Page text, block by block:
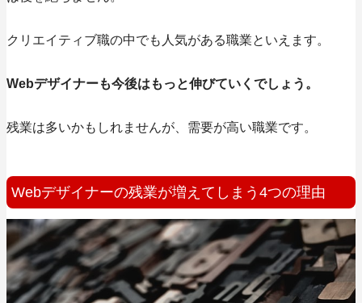
クリエイティブ職の中でも人気がある職業といえます。
Webデザイナーも今後はもっと伸びていくでしょう。
残業は多いかもしれませんが、需要が高い職業です。
Webデザイナーの残業が増えてしまう4つの理由